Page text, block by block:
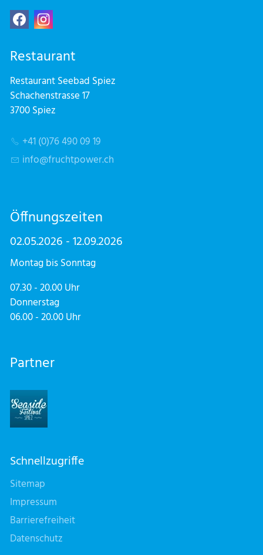
Restaurant
Restaurant Seebad Spiez
Schachenstrasse 17
3700 Spiez
+41 (0)76 490 09 19
nf
fr chtp w rch
Öffnungszeiten
02.05.2026 - 12.09.2026
Montag bis Sonntag
07.30 - 20.00 Uhr
Donnerstag
06.00 - 20.00 Uhr
Partner
Schnellzugriffe
Sitemap
Impressum
Barrierefreiheit
Datenschutz